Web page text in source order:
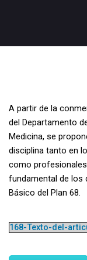
A partir de la
del Departamento
Medicina, se
disciplina tanto en
como
fundamental de los
Básico del Plan 68.
168-Texto-del-